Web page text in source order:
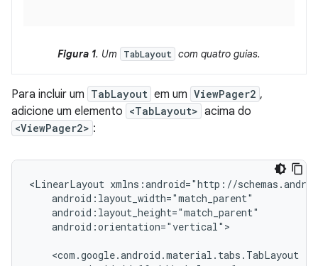
Figura 1. Um TabLayout com quatro guias.
Para incluir um TabLayout em um ViewPager2 ,
adicione um elemento <TabLayout> acima do
<ViewPager2> :
<LinearLayout
android:orientation="vertical">